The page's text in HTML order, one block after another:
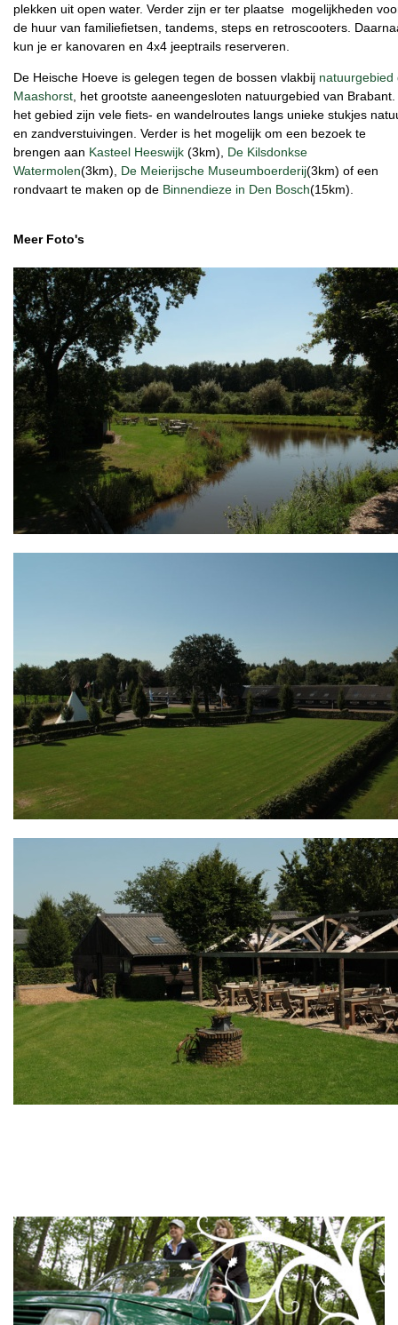
plekken uit open water. Verder zijn er ter plaatse mogelijkheden
de huur van familiefietsen, tandems, steps en retroscooters.
kun je er kanovaren en 4x4 jeeptrails reserveren.
De Heische Hoeve is gelegen tegen de bossen vlakbij natuurgebied
Maashorst , het grootste aaneengesloten natuurgebied van Brabant.
het gebied zijn vele fiets- en wandelroutes langs unieke stukjes
en zandverstuivingen. Verder is het mogelijk om een bezoek te
brengen aan Kasteel Heeswijk (3km), De Kilsdonkse
Watermolen(3km), De Meierijsche Museumboerderij(3km) of een
rondvaart te maken op de Binnendieze in Den Bosch(15km).
Meer Foto's